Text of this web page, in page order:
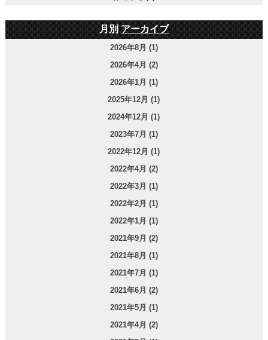
月別アーカイブ
2026年8月 (1)
2026年4月 (2)
2026年1月 (1)
2025年12月 (1)
2024年12月 (1)
2023年7月 (1)
2022年12月 (1)
2022年4月 (2)
2022年3月 (1)
2022年2月 (1)
2022年1月 (1)
2021年9月 (2)
2021年8月 (1)
2021年7月 (1)
2021年6月 (2)
2021年5月 (1)
2021年4月 (2)